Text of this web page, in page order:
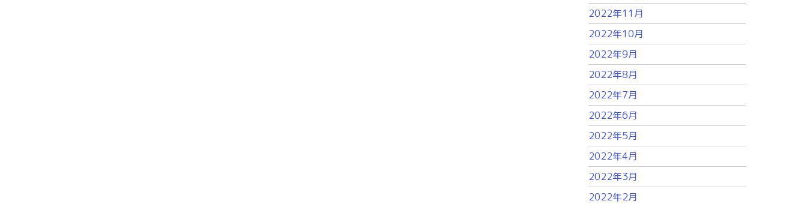
2022年11月
2022年10月
2022年9月
2022年8月
2022年7月
2022年6月
2022年5月
2022年4月
2022年3月
2022年2月